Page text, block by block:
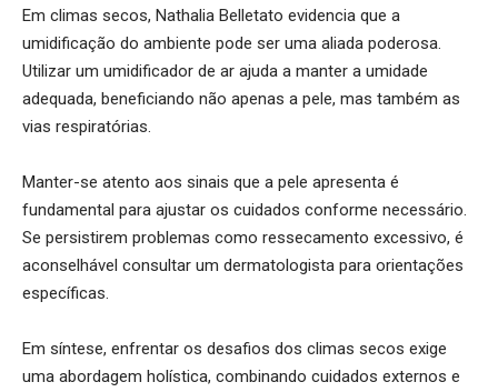
Em climas secos, Nathalia Belletato evidencia que a
umidificação do ambiente pode ser uma aliada poderosa.
Utilizar um umidificador de ar ajuda a manter a umidade
adequada, beneficiando não apenas a pele, mas também as
vias respiratórias.
Manter-se atento aos sinais que a pele apresenta é
fundamental para ajustar os cuidados conforme necessário.
Se persistirem problemas como ressecamento excessivo, é
aconselhável consultar um dermatologista para orientações
específicas.
Em síntese, enfrentar os desafios dos climas secos exige
uma abordagem holística, combinando cuidados externos e